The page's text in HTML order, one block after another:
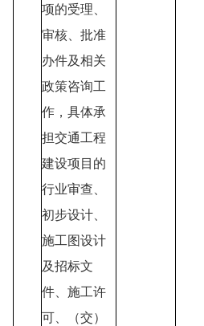
项的受理、
审核、批准
办件及相关
政策咨询工
作，具体承
担交通工程
建设项目的
行业审查、
初步设计、
施工图设计
及招标文
件、施工许
可、（交）